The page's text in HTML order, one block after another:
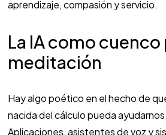
aprendizaje, compasión y servicio.
La IA como cuenco
meditación
Hay algo poético en el hecho de
nacida del cálculo pueda
Aplicaciones, asistentes de voz y